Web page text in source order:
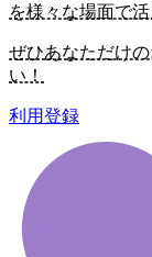
を様々な場面で
ぜひあなただけ
い！
利用登録